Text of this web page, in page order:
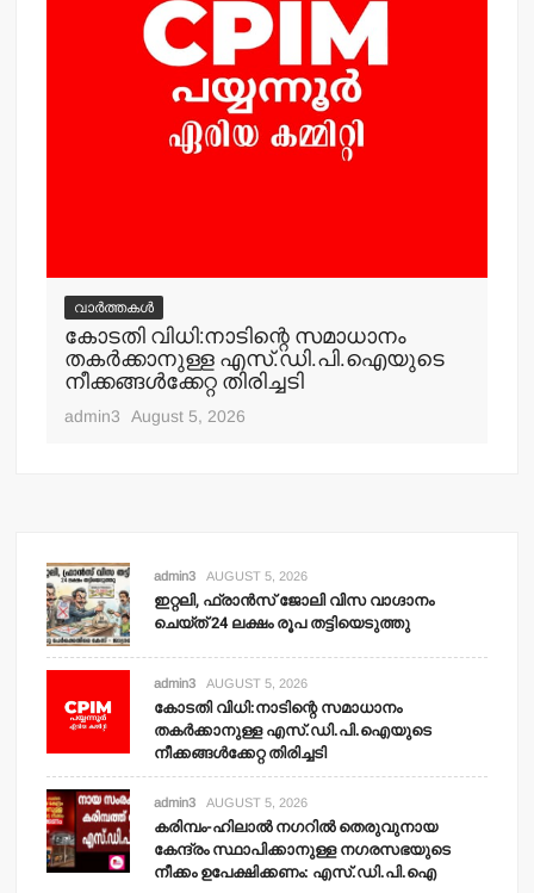
വാർത്തകൾ
കോടതി വിധി:നാടിന്റെ സമാധാനം
തകര്‍ക്കാനുള്ള എസ്.ഡി.പി.ഐയുടെ
നീക്കങ്ങള്‍ക്കേറ്റ തിരിച്ചടി
admin3 August 5, 2026
admin3 AUGUST 5, 2026
ഇറ്റലി, ഫ്രാന്‍സ് ജോലി വിസ വാഗ്ദാനം
ചെയ്ത് 24 ലക്ഷം രൂപ തട്ടിയെടുത്തു
admin3 AUGUST 5, 2026
കോടതി വിധി:നാടിന്റെ സമാധാനം
തകര്‍ക്കാനുള്ള എസ്.ഡി.പി.ഐയുടെ
നീക്കങ്ങള്‍ക്കേറ്റ തിരിച്ചടി
admin3 AUGUST 5, 2026
കരിമ്പം-ഹിലാല്‍ നഗറില്‍ തെരുവുനായ
കേന്ദ്രം സ്ഥാപിക്കാനുള്ള നഗരസഭയുടെ
നീക്കം ഉപേക്ഷിക്കണം: എസ്.ഡി.പി.ഐ